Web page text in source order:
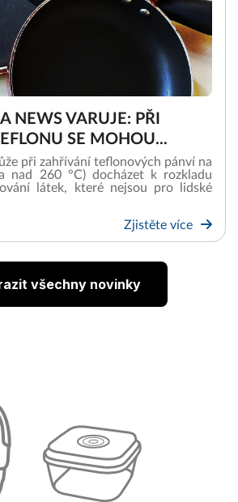
NEWS VARUJE: PŘI
SE MOHOU...
při zahřívání teflonových pánví na
nad 260 °C) docházet k rozkladu
látek, které nejsou pro lidské
Zjistěte více
všechny novinky